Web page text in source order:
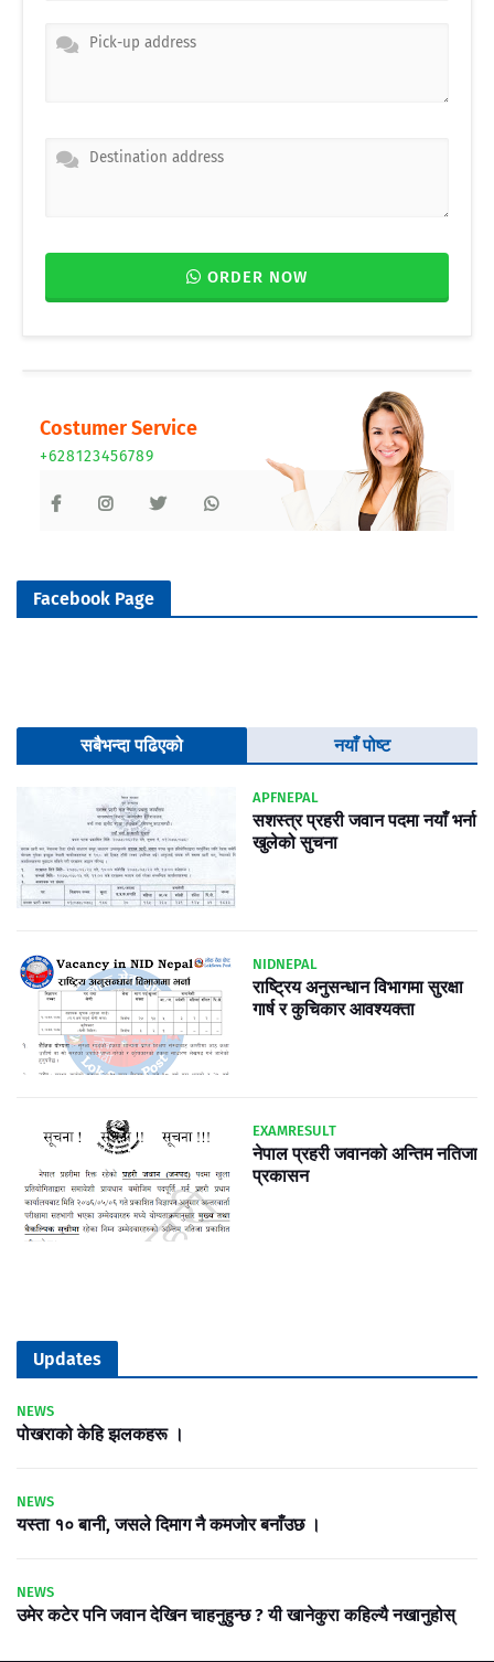
ORDER NOW
Costumer Service
+628123456789
Facebook Page
सबैभन्दा पढिएको नयाँ पोष्ट
APFNEPAL
सशस्त्र प्रहरी जवान पदमा नयाँ भर्ना
खुलेको सुचना
NIDNEPAL
राष्ट्रिय अनुसन्धान विभागमा सुरक्षा
गार्ष र कुचिकार आवश्यक्ता
EXAMRESULT
नेपाल प्रहरी जवानको अन्तिम नतिजा
प्रकासन
Updates
NEWS
पोखराको केहि झलकहरू ।
NEWS
यस्ता १० बानी, जसले दिमाग नै कमजोर बनाँउछ ।
NEWS
उमेर कटेर पनि जवान देखिन चाहनुहुन्छ ? यी खानेकुरा कहिल्यै नखानुहोस्